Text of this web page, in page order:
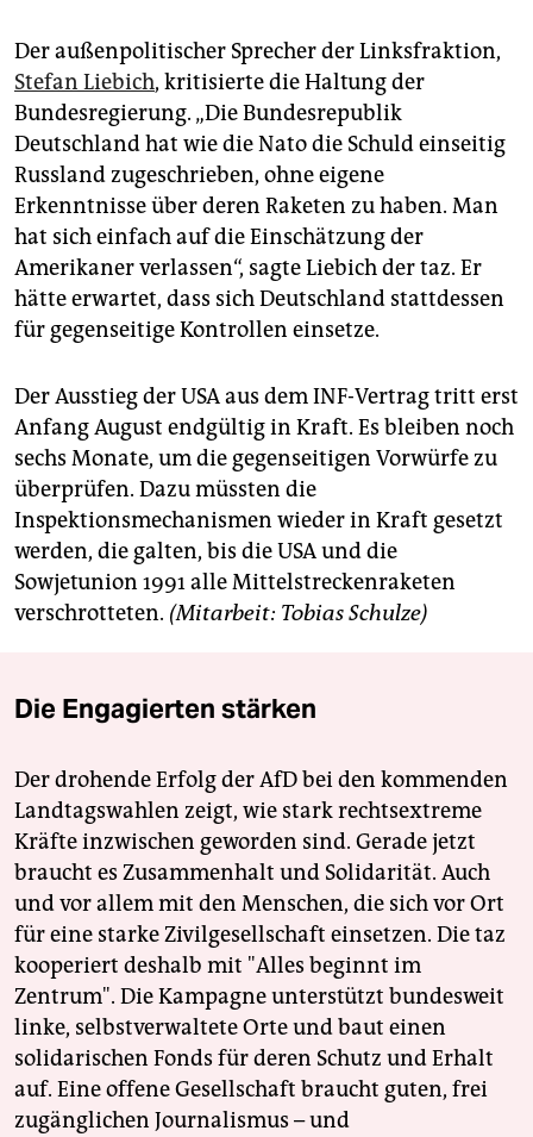
Der außenpolitischer Sprecher der Linksfraktion,
Stefan Liebich, kritisierte die Haltung der
Bundesregierung. „Die Bundesrepublik
Deutschland hat wie die Nato die Schuld einseitig
Russland zugeschrieben, ohne eigene
Erkenntnisse über deren Raketen zu haben. Man
hat sich einfach auf die Einschätzung der
Amerikaner verlassen“, sagte Liebich der taz. Er
hätte erwartet, dass sich Deutschland stattdessen
für gegenseitige Kontrollen einsetze.
Der Ausstieg der USA aus dem INF-Vertrag tritt erst
Anfang August endgültig in Kraft. Es bleiben noch
sechs Monate, um die gegenseitigen Vorwürfe zu
überprüfen. Dazu müssten die
Inspektionsmechanismen wieder in Kraft gesetzt
werden, die galten, bis die USA und die
Sowjetunion 1991 alle Mittelstreckenraketen
verschrotteten. (Mitarbeit: Tobias Schulze)
Die Engagierten stärken
Der drohende Erfolg der AfD bei den kommenden
Landtagswahlen zeigt, wie stark rechtsextreme
Kräfte inzwischen geworden sind. Gerade jetzt
braucht es Zusammenhalt und Solidarität. Auch
und vor allem mit den Menschen, die sich vor Ort
für eine starke Zivilgesellschaft einsetzen. Die taz
kooperiert deshalb mit "Alles beginnt im
Zentrum". Die Kampagne unterstützt bundesweit
linke, selbstverwaltete Orte und baut einen
solidarischen Fonds für deren Schutz und Erhalt
auf. Eine offene Gesellschaft braucht guten, frei
zugänglichen Journalismus – und